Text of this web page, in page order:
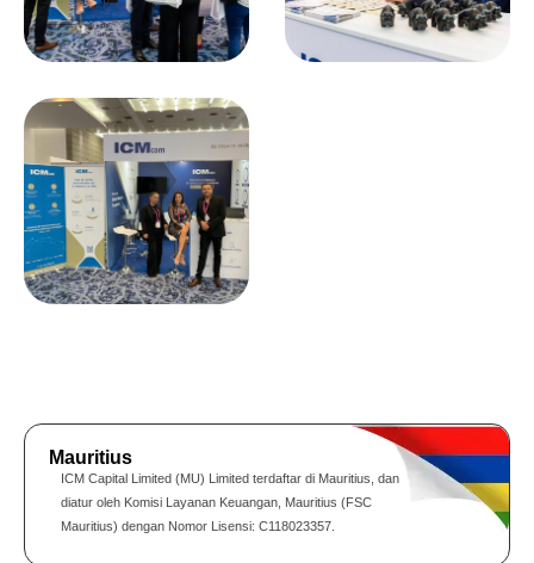
Mauritius
ICM Capital Limited (MU) Limited terdaftar di Mauritius, dan
diatur oleh Komisi Layanan Keuangan, Mauritius (FSC
Mauritius) dengan Nomor Lisensi: C118023357.